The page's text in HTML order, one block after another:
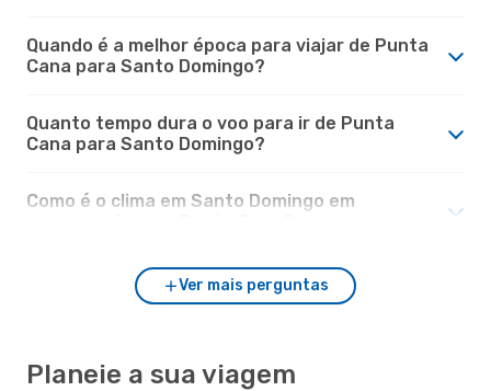
Quando é a melhor época para viajar de Punta
Cana para Santo Domingo?
Quanto tempo dura o voo para ir de Punta
Cana para Santo Domingo?
Como é o clima em Santo Domingo em
Ver mais perguntas
Planeie a sua viagem